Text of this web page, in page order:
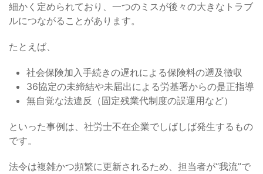
細かく定められており、一つのミスが後々の大きなトラブ
ルにつながることがあります。
たとえば、
社会保険加入手続きの遅れによる保険料の遡及徴収
36協定の未締結や未届出による労基署からの是正指導
無自覚な法違反（固定残業代制度の誤運用など）
といった事例は、社労士不在企業でしばしば発生するもの
です。
法令は複雑かつ頻繁に更新されるため、担当者が“我流”で